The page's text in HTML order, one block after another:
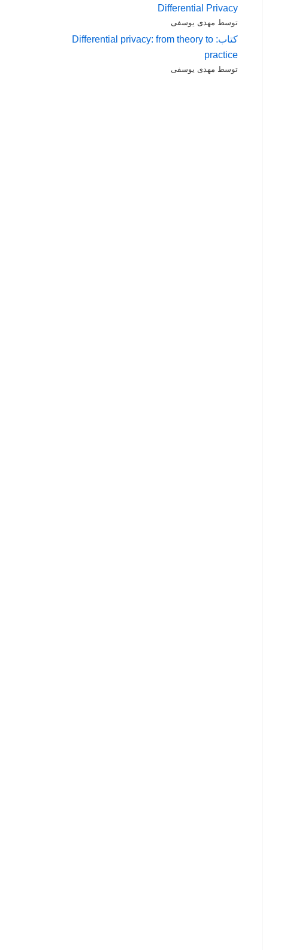
Differential Privacy
توسط مهدی یوسفی
کتاب: Differential privacy: from theory to
practice
توسط مهدی یوسفی